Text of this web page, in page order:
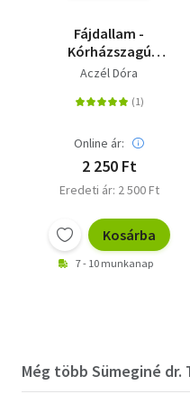
Fájdallam -
Kórházszagú
kamaszkor
Aczél Dóra
Online ár:
2 250 Ft
Eredeti ár: 2 500 Ft
Kosárba
7 - 10 munkanap
Még több Sümeginé dr.